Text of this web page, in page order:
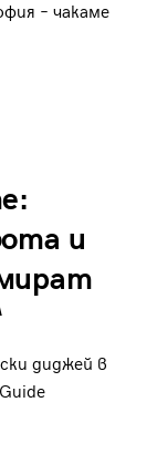
– чакаме
и
диджей в